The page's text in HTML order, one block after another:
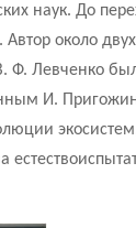
наук. До
около
Ф. Левченко
И.